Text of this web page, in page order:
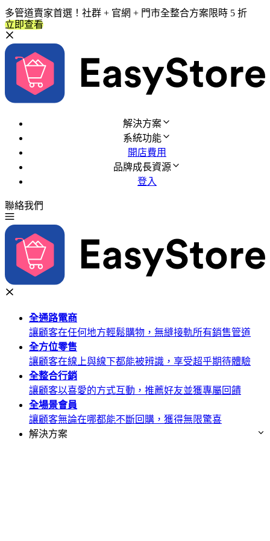
多管道賣家首選！社群 + 官網 + 門市全整合方案限時 5 折
立即查看
解決方案
系統功能
開店費用
品牌成長資源
登入
聯絡我們
全通路電商
讓顧客在任何地方輕鬆購物，無縫接軌所有銷售管道
全方位零售
讓顧客在線上與線下都能被辨識，享受超乎期待體驗
全整合行銷
讓顧客以喜愛的方式互動，推薦好友並獲專屬回饋
全場景會員
讓顧客無論在哪都能不斷回購，獲得無限驚喜
解決方案